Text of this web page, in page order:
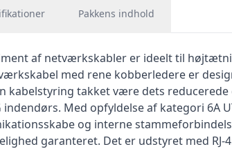
Pakkens indhold
af netværkskabler er ideelt til
med rene kobberledere er
kabelstyring takket være dets reducerede
indendørs. Med opfyldelse af kategori
og interne
garanteret. Det er udstyret med